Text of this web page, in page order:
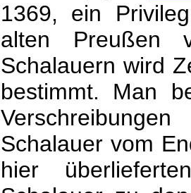
1369, ein
alten Preußen
Schalauern wird
bestimmt. Man
Schalauer vom
hier